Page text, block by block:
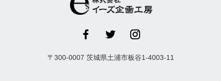
〒 300-0007 茨城県土浦市板谷1-4003-11